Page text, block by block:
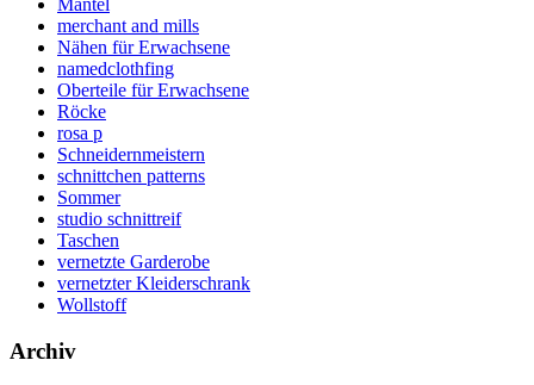
Mantel
merchant and mills
Nähen für Erwachsene
namedclothfing
Oberteile für Erwachsene
Röcke
rosa p
Schneidernmeistern
schnittchen patterns
Sommer
studio schnittreif
Taschen
vernetzte Garderobe
vernetzter Kleiderschrank
Wollstoff
Archiv